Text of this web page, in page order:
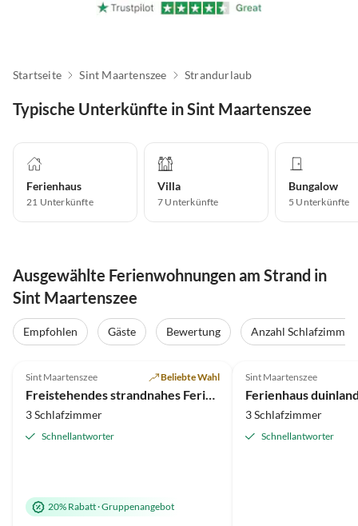
Startseite Sint Maartenszee Strandurlaub
Typische Unterkünfte in Sint Maartenszee
Ferienhaus
21 Unterkünfte
Villa
7 Unterkünfte
Bungalow
5 Unterkünfte
Ausgewählte Ferienwohnungen am Strand in
Sint Maartenszee
Empfohlen Gäste Bewertung Anzahl Schlafzimmer
Tour
Auszeichnung 2025
Sint Maartenszee Beliebte Wahl
3 Schlafzimmer
Schnellantworter
20% Rabatt·Gruppenangebot
Sint Maartenszee
Ferienhaus
3 Schlafzimmer
Schnellantworter